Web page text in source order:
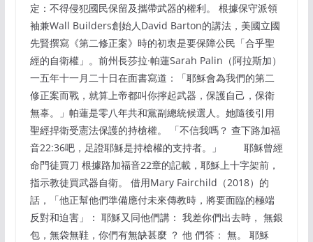
定：不得侵犯國民保留及攜帶武器的權利。 根據保守派領
袖兼Wall Builders創始人David Barton的講法，美國立國
先賢撰寫《第二修正案》時的初衷是要保障公民「合乎聖
經的自衛權」。前州長莎拉·帕蓮Sarah Palin（阿拉斯加）
一五年十一月二十日在面書寫道：「耶穌會為我們的第二
修正案而戰，就算上帝都叫你擰起武器，保護自己，保衛
無辜。」帕蓮是零八年共和黨副總統候選人。她隨後引用
聖經捍衛受憲法保護的持槍權。 「不信我嗎？ 查下路加福
音22:36吧，足證耶穌是持槍權的支持者。」 耶穌曾經
命門徒買刀 根據路加福音22章的記載，耶穌上十字架前，
指示教徒買武器自衛。 借用Mary Fairchild（2018）的
話，「他正幫他們準備應付未來傳教時，將要面臨的極端
反對和迫害」： 耶穌又同他們講： 我差你們出去時， 無銀
包，無袋無鞋，你們有無缺甚麼 ？ 他 們答： 無。 耶穌